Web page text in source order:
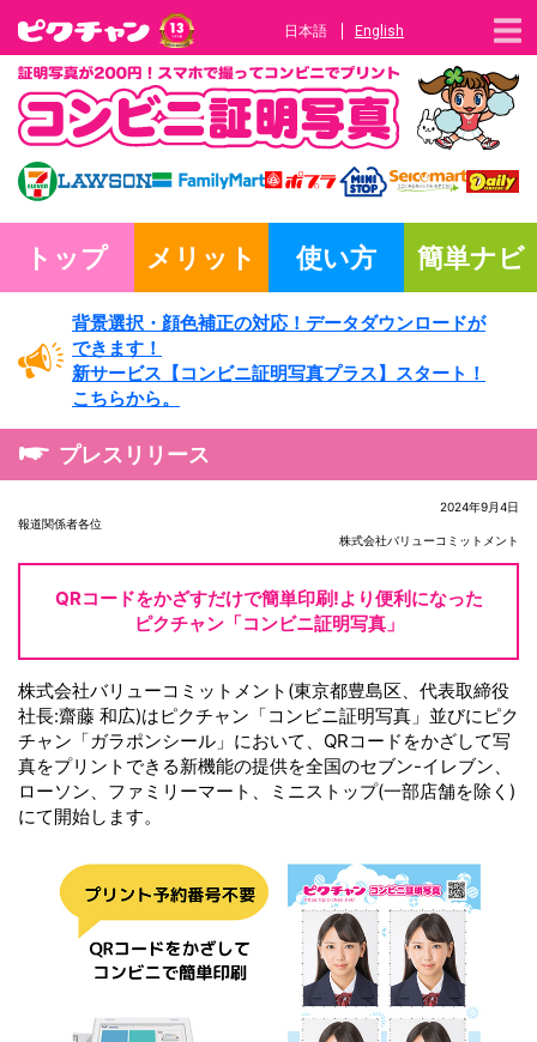
日本語 English
トップ メリット 使い方 簡単ナビ
背景選択・ 顔色補正の対応！ データダウンロードが
できます！
新サービス 【コンビニ証明写真プラス】
スタート！
こちらから。
プレスリリース
2024年9月4日
報道関係者各位
株式会社バリューコミットメント
QRコードをかざすだけで簡単印刷!より便利になった
ピクチャン「コンビニ証明写真」
株式会社バリューコミットメント(東京都豊島区、代表取締役
社長:齋藤 和広)はピクチャン「コンビニ証明写真」並びにピク
チャン「ガラポンシール」において、QRコードをかざして写
真をプリントできる新機能の提供を全国のセブン-イレブン、
ローソン、ファミリーマート、ミニストップ(一部店舗を除く)
にて開始します。